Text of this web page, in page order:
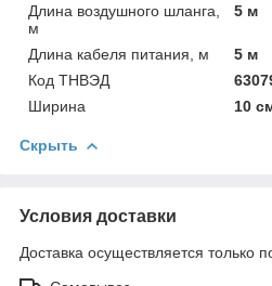
Длина воздушного шланга,
м
5 м
Длина кабеля питания, м
5 м
Код ТНВЭД
Ширина
10
Скрыть
Условия доставки
Доставка осуществляется только